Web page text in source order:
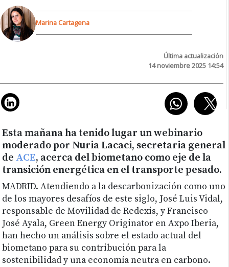
Marina Cartagena
Última actualización
14 noviembre 2025 14:54
Esta mañana ha tenido lugar un webinario
moderado por Nuria Lacaci, secretaria general
de ACE, acerca del biometano como eje de la
transición energética en el transporte pesado.
MADRID. Atendiendo a la descarbonización como uno
de los mayores desafíos de este siglo, José Luis Vidal,
responsable de Movilidad de Redexis, y Francisco
José Ayala, Green Energy Originator en Axpo Iberia,
han hecho un análisis sobre el estado actual del
biometano para su contribución para la
sostenibilidad y una economía neutra en carbono.